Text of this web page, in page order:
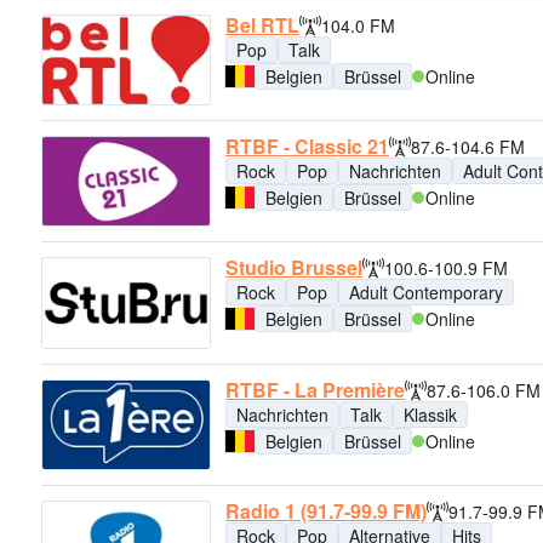
Bel RTL
104.0 FM
Pop
Talk
Belgien
Brüssel Online
RTBF - Classic 21
87.6-104.6 FM
Rock
Pop Nachrichten
Adult
Belgien
Brüssel Online
Studio Brussel
100.6-100.9 FM
Rock
Pop
Adult Contemporary
Belgien
Brüssel Online
RTBF - La Première
87.6-106.0 FM
Nachrichten
Talk
Klassik
Belgien
Brüssel Online
Radio 1 (91.7-99.9 FM)
91.7-99.9
Rock
Pop Alternative
Hits